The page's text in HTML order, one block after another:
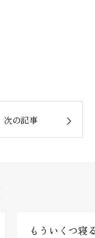
次の記事
もういくつ寝